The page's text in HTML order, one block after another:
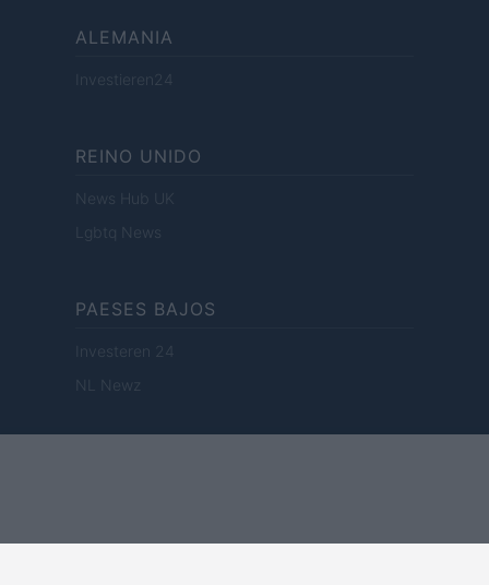
ALEMANIA
Investieren24
REINO UNIDO
News Hub UK
Lgbtq News
PAESES BAJOS
Investeren 24
NL Newz